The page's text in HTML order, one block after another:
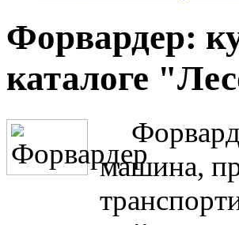
Форвардер:
каталоге
машина,